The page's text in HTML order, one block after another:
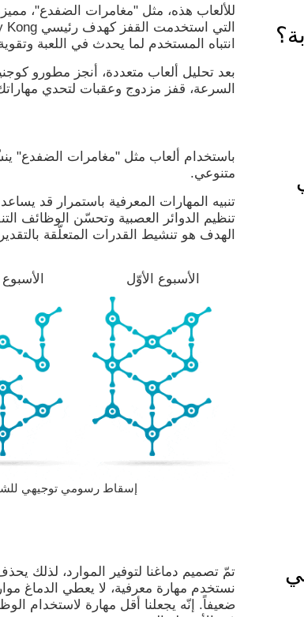
للألعاب هذه، مثل "مغامرات الضفدع"،
انتباه المستخدم لما يحدث في اللعبة
بعد تحليل ألعاب متعددة، أنجز مطورو
السرعة، قفز مزدوج وعقبات لتحدي
باستخدام ألعاب مثل "مغامرات
متنوعي.
تنبيه المهارات المعرفية باستمرار قد
تنظيم الدوائر العصبية وتحسّن الوظائف
الهدف هو تنشيط القدرات المتعلّقة
الأسبوع الأوّل
إسقاط رسومي توجيهي للشبكات
تمّ تصميم دماغنا لتوفير الموارد، لذلك
نستخدم مهارة معرفية، لا يعطي الدماغ
ضعيفاً. إنّه يجعلنا أقل مهارة لاستخدام